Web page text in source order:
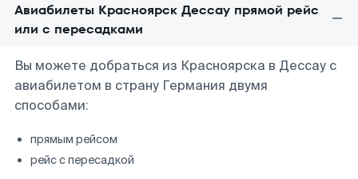
Авиабилеты Красноярск Дессау прямой рейс
или с пересадками
Вы можете добраться из Красноярска в Дессау с
авиабилетом в страну Германия двумя
способами:
прямым рейсом
рейс с пересадкой